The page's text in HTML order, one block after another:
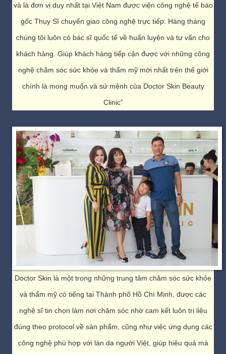
và là đơn vị duy nhất tại Việt Nam được viện công nghệ tế bào
gốc Thụy Sĩ chuyển giao công nghệ trực tiếp. Hàng tháng
chúng tôi luôn có bác sĩ quốc tế về huấn luyện và tư vấn cho
khách hàng. Giúp khách hàng tiếp cận được với những công
nghệ chăm sóc sức khỏe và thẩm mỹ mới nhất trên thế giới
chính là mong muốn và sứ mệnh của Doctor Skin Beauty
Clinic”
Doctor Skin là một trong những trung tâm chăm sóc sức khỏe
và thẩm mỹ có tiếng tại Thành phố Hồ Chí Minh, được các
nghệ sĩ tin chọn làm nơi chăm sóc nhờ cam kết luôn trị liệu
đúng theo protocol về sản phẩm, cũng như việc ứng dụng các
công nghệ phù hợp với làn da người Việt, giúp hiệu quả mà